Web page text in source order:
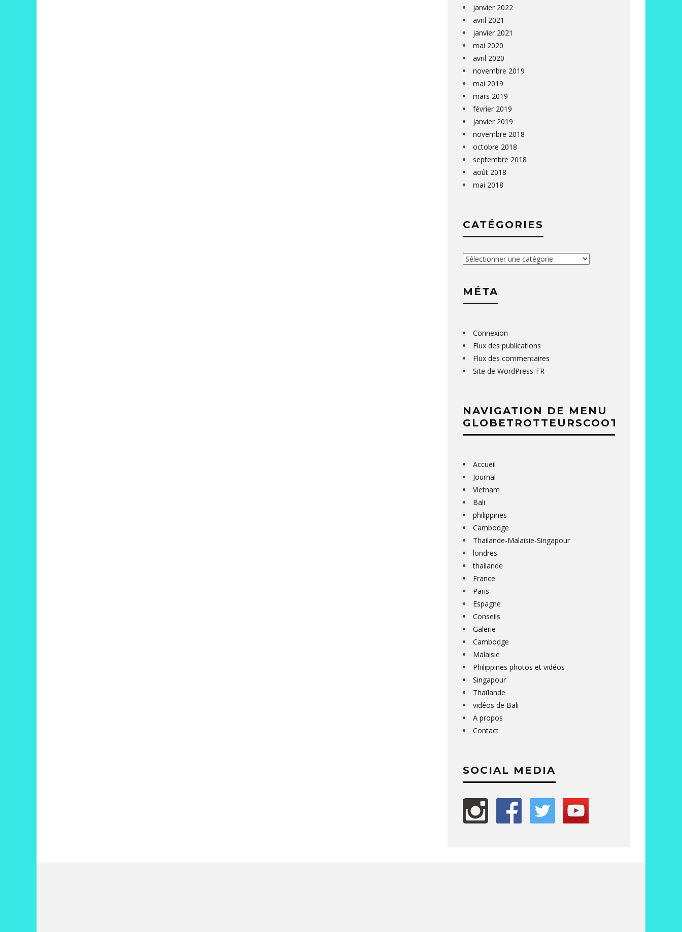
janvier 2022
avril 2021
janvier 2021
mai 2020
avril 2020
novembre 2019
mai 2019
mars 2019
février 2019
janvier 2019
novembre 2018
octobre 2018
septembre 2018
août 2018
mai 2018
CATÉGORIES
Catégories
MÉTA
Connexion
Flux des publications
Flux des commentaires
Site de WordPress-FR
NAVIGATION DE MENU
GLOBETROTTEURSCOOTER
Accueil
Journal
Vietnam
Bali
philippines
Cambodge
Thailande-Malaisie-Singapour
londres
thailande
France
Paris
Espagne
Conseils
Galerie
Cambodge
Malaisie
Philippines photos et vidéos
Singapour
Thaïlande
vidéos de Bali
A propos
Contact
SOCIAL MEDIA